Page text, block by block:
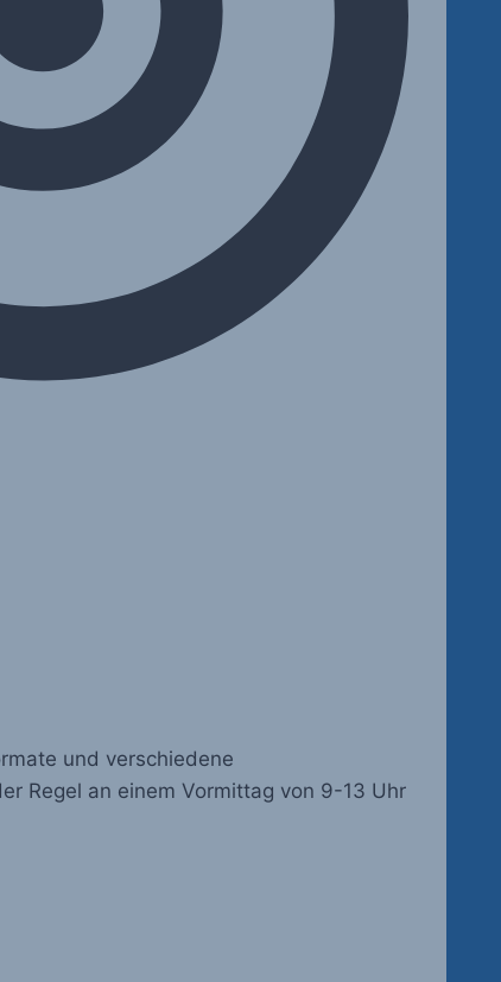
und verschiedene
Regel an einem Vormittag von 9-13 Uhr